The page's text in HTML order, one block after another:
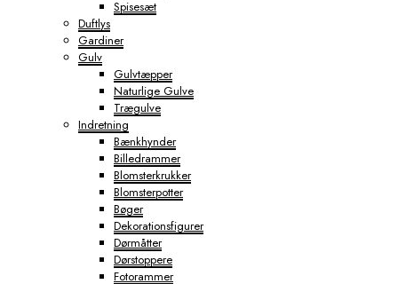
Spisesæt
Duftlys
Gardiner
Gulv
Gulvtæpper
Naturlige Gulve
Trægulve
Indretning
Bænkhynder
Billedrammer
Blomsterkrukker
Blomsterpotter
Bøger
Dekorationsfigurer
Dørmåtter
Dørstoppere
Fotorammer